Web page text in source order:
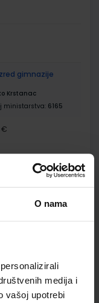
O nama
medija i
vašoj upotrebi
gimnazije
Krstanac
ministarstva: 6165
€
Krstanac
€